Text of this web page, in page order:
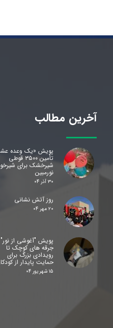
آخرین مطالب
پویش «یک وعده
تأمین ۳۵۰۰ قوطی
شیرخشک برای
نورمبین
۳۰ آذر ۰۴
روز آتش نشانی
۲۰ مهر ۰۴
پویش "آغوشی از نور"
جرقه های کوچک تا
رویدادی بزرگ برای
حمایت پایدار از
۱۵ شهریور ۰۴